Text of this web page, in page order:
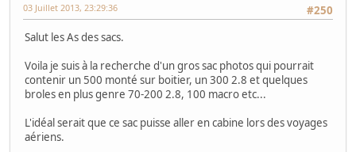
#250
03 Juillet 2013, 23:29:36
Salut les As des sacs.
Voila je suis à la recherche d'un gros sac photos qui pourrait
contenir un 500 monté sur boitier, un 300 2.8 et quelques
broles en plus genre 70-200 2.8, 100 macro etc...
L'idéal serait que ce sac puisse aller en cabine lors des voyages
aériens.